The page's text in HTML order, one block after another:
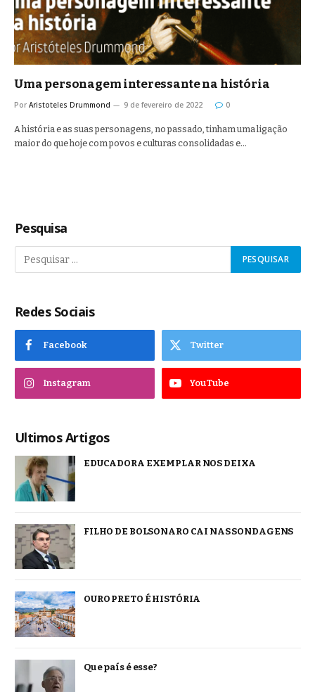
Uma personagem interessante na história
Por Aristoteles Drummond 9 de fevereiro de 2022 0
A história e as suas personagens, no passado, tinham uma ligação
maior do que hoje com povos e culturas consolidadas e…
Pesquisa
Redes Sociais
Facebook Twitter
Instagram YouTube
Ultimos Artigos
EDUCADORA EXEMPLAR NOS DEIXA
FILHO DE BOLSONARO CAI NAS SONDAGENS
OURO PRETO É HISTÓRIA
Que país é esse?